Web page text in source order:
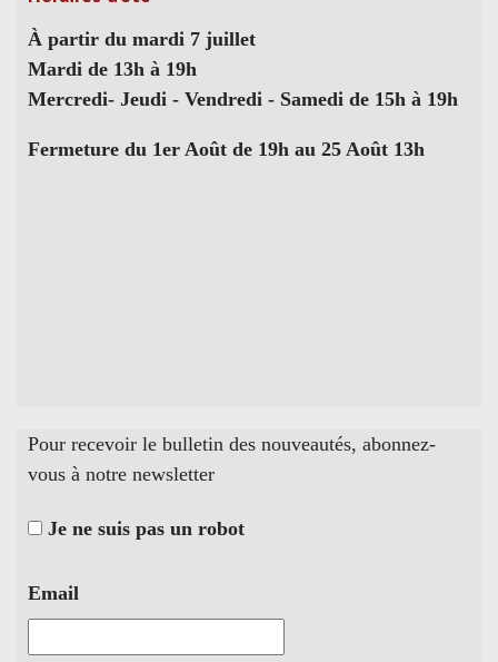
À partir du mardi 7 juillet
Mardi de 13h à 19h
Mercredi- Jeudi - Vendredi - Samedi de 15h à 19h
Fermeture du 1er Août de 19h au 25 Août 13h
Pour recevoir le bulletin des nouveautés, abonnez-
vous à notre newsletter
Je ne suis pas un robot
Email